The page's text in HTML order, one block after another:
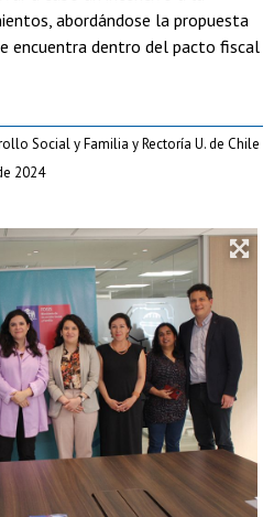
abordándose la propuesta
encuentra dentro del pacto fiscal
Social y Familia y Rectoría U. de Chile
2024